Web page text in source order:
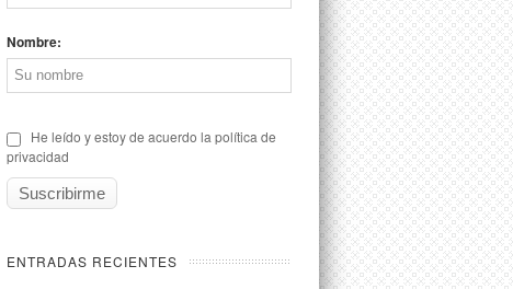
Nombre:
He leído y estoy de acuerdo la política de
privacidad
ENTRADAS RECIENTES